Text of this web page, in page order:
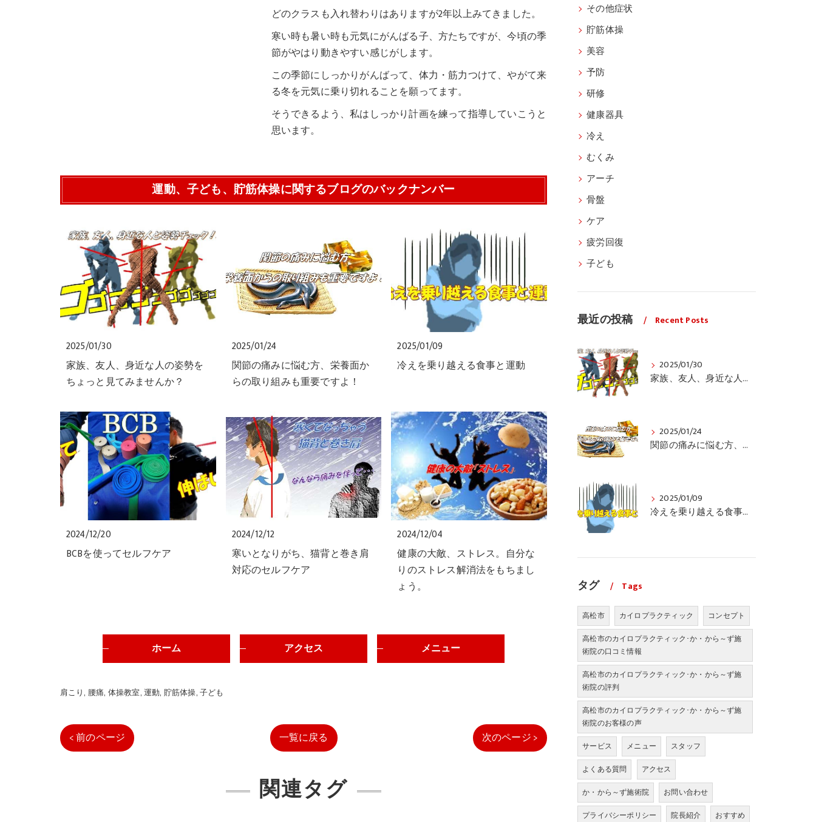
どのクラスも入れ替わりはありますが2年以上みてきました。
寒い時も暑い時も元気にがんばる子、方たちですが、今頃の季
節がやはり動きやすい感じがします。
この季節にしっかりがんばって、体力・筋力つけて、やがて来
る冬を元気に乗り切れることを願ってます。
そうできるよう、私はしっかり計画を練って指導していこうと
思います。
運動、子ども、貯筋体操に関するブログのバックナンバー
2025/01/30
家族、友人、身近な人の姿勢を
ちょっと見てみませんか？
2025/01/24
関節の痛みに悩む方、栄養面か
らの取り組みも重要ですよ！
2025/01/09
冷えを乗り越える食事と運動
2024/12/20
BCBを使ってセルフケア
2024/12/12
寒いとなりがち、猫背と巻き肩
対応のセルフケア
2024/12/04
健康の大敵、ストレス。自分な
りのストレス解消法をもちまし
ょう。
ホーム アクセス メニュー
肩こり 腰痛 体操教室 運動 貯筋体操 子ども
< 前のページ 一覧に戻る 次のページ >
関連タグ
その他症状
貯筋体操
美容
予防
研修
健康器具
冷え
むくみ
アーチ
骨盤
ケア
疲労回復
子ども
最近の投稿 Recent Posts
2025/01/30
家族、友人、身近な人の姿勢をちょっと見てみませんか？
2025/01/24
関節の痛みに悩む方、栄養面からの取り組みも重要ですよ！
2025/01/09
冷えを乗り越える食事と運動
タグ Tags
高松市 カイロプラクティック
コンセプト
高松市のカイロプラクティック･か・から～ず施
術院の口コミ情報
高松市のカイロプラクティック･か・から～ず施
術院の評判
高松市のカイロプラクティック･か・から～ず施
術院のお客様の声
サービス
メニュー
スタッフ
よくある質問
アクセス
か・から～ず施術院
お問い合わせ
プライバシーポリシー
院長紹介
おすすめ